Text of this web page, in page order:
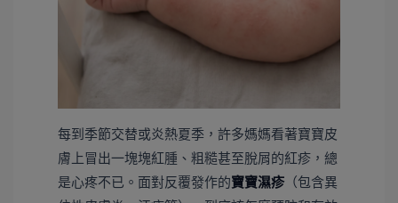
每到季節交替或炎熱夏季，許多媽媽看著寶寶皮
膚上冒出一塊塊紅腫、粗糙甚至脫屑的紅疹，總
是心疼不已。面對反覆發作的寶寶濕疹 （包含異